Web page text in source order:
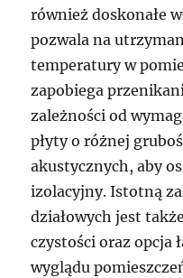
również doskonałe
pozwala na
temperatury w
zapobiega
zależności od
płyty o różnej
akustycznych, aby
izolacyjny. Istotną
działowych jest
czystości oraz opcja
wyglądu